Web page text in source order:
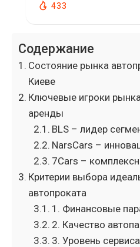
433
Содержание
Состояние рынка
Киеве
Ключевые игроки
аренды
BLS – лидер
NarsCars –
7Cars –
Критерии выбора
автопроката
1. Финансовые
2. Качество
3. Уровень сервиса